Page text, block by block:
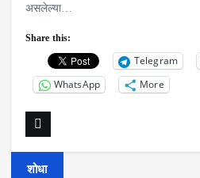
असलेल्या…
Share this:
Telegram
WhatsApp
More
शोधा